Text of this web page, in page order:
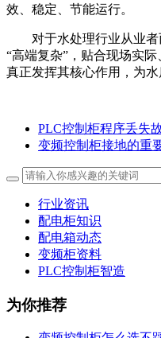
效、稳定、节能运行。
对于水处理行业从业
“高端复杂”，贴合现场实
真正发挥其核心作用，为
PLC控制柜程序丢失
变频控制柜接地的重
行业资讯
配电柜知识
配电箱动态
变频柜资料
PLC控制柜智造
为你推荐